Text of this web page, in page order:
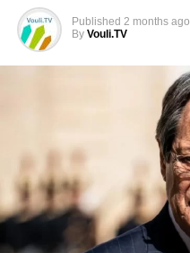
Published 2 months ago
By Vouli.TV